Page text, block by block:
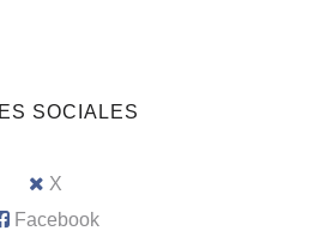
SOCIALES
X
Facebook